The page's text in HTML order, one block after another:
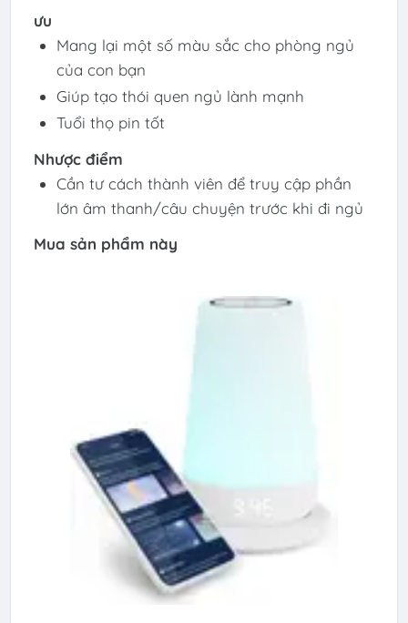
ưu
Mang lại một số màu sắc cho phòng ngủ
của con bạn
Giúp tạo thói quen ngủ lành mạnh
Tuổi thọ pin tốt
Nhược điểm
Cần tư cách thành viên để truy cập phần
lớn âm thanh/câu chuyện trước khi đi ngủ
Mua sản phẩm này